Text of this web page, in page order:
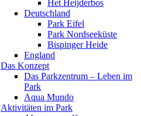
Het Heijderbos
Deutschland
Park Eifel
Park Nordseeküste
Bispinger Heide
England
Das Konzept
Das Parkzentrum – Leben im
Park
Aqua Mundo
Aktivitäten im Park